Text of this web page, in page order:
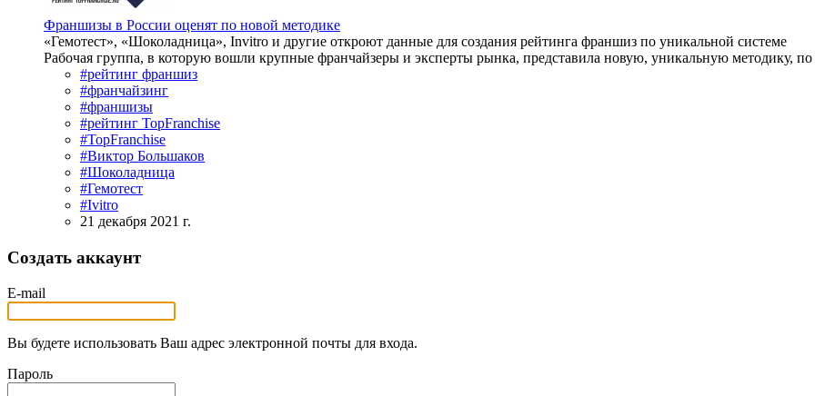
Франшизы в России оценят по новой методике
«Гемотест», «Шоколадница», Invitro и другие откроют данные для создания рейтинга франшиз по уникальной системе
Рабочая группа, в которую вошли крупные франчайзеры и эксперты рынка, представила новую, уникальную методику, по
#рейтинг франшиз
#франчайзинг
#франшизы
#рейтинг TopFranchise
#TopFranchise
#Виктор Большаков
#Шоколадница
#Гемотест
#Ivitro
21 декабря 2021 г.
Создать аккаунт
E-mail
Вы будете использовать Ваш адрес электронной почты для входа.
Пароль